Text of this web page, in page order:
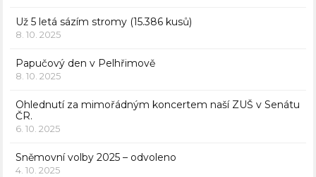
Už 5 letá sázím stromy (15.386 kusů)
8. 10. 2025
Papučový den v Pelhřimově
8. 10. 2025
Ohlednutí za mimořádným koncertem naší ZUŠ v Senátu
ČR.
6. 10. 2025
Sněmovní volby 2025 – odvoleno
4. 10. 2025